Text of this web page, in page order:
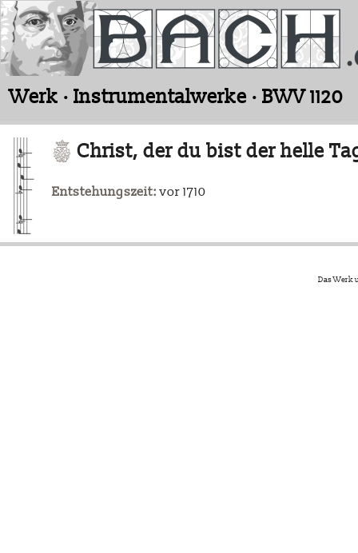
Werk · Instrumentalwerke · BWV 1120
Christ, der du bist der helle
Entstehungszeit: vor 1710
Das Werk